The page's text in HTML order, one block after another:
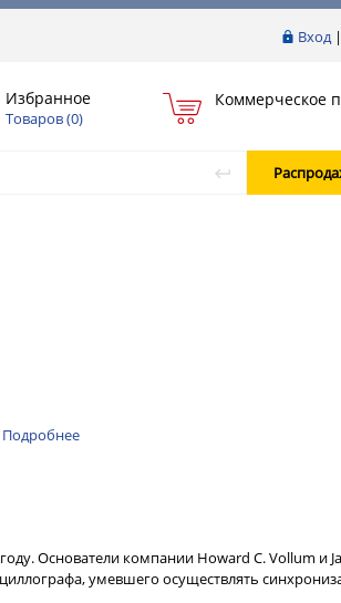
Вход|
Избранное
Товаров (0)
Коммерческое
Подробнее
Основатели компании Howard C. Vollum и
умевшего осуществлять